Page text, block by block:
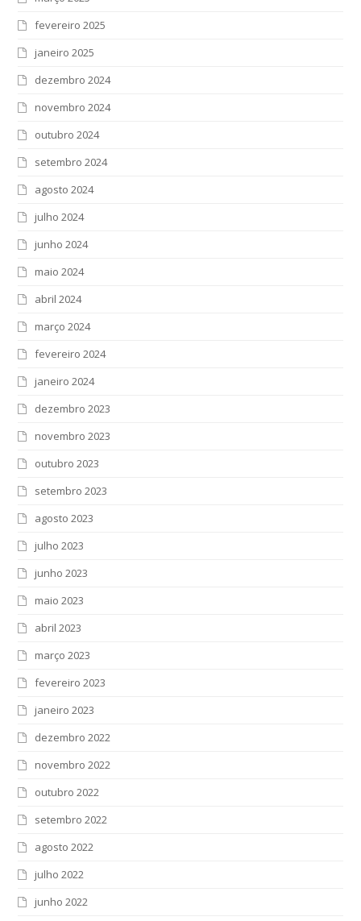
fevereiro 2025
janeiro 2025
dezembro 2024
novembro 2024
outubro 2024
setembro 2024
agosto 2024
julho 2024
junho 2024
maio 2024
abril 2024
março 2024
fevereiro 2024
janeiro 2024
dezembro 2023
novembro 2023
outubro 2023
setembro 2023
agosto 2023
julho 2023
junho 2023
maio 2023
abril 2023
março 2023
fevereiro 2023
janeiro 2023
dezembro 2022
novembro 2022
outubro 2022
setembro 2022
agosto 2022
julho 2022
junho 2022